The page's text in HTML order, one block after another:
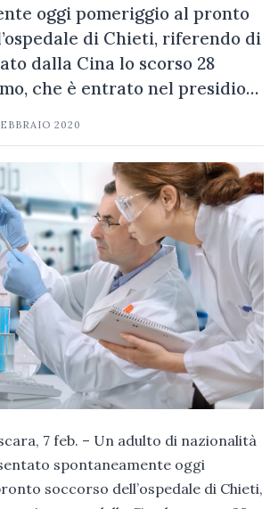
oggi pomeriggio al pronto
di Chieti, riferendo di
dalla Cina lo scorso 28
che è entrato nel presidio…
2020
7 feb. – Un adulto di nazionalità
spontaneamente oggi
soccorso dell’ospedale di Chieti,